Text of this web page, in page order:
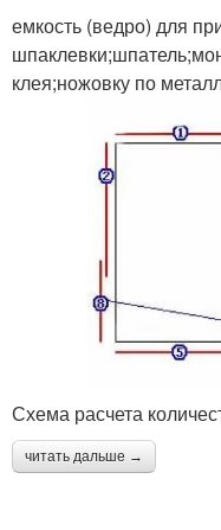
емкость (ведро) для
клея;ножовку по
Схема расчета
читать дальше →